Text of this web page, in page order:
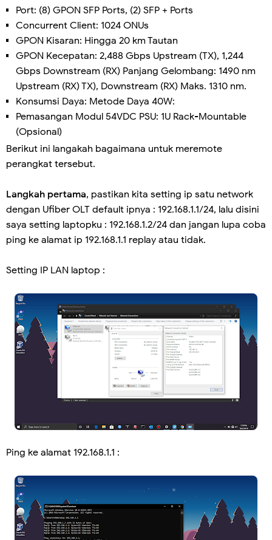
Port: (8) GPON SFP Ports, (2) SFP + Ports
Concurrent Client: 1024 ONUs
GPON Kisaran: Hingga 20 km Tautan
GPON Kecepatan: 2,488 Gbps Upstream (TX), 1,244
Gbps Downstream (RX) Panjang Gelombang: 1490 nm
Upstream (RX) TX), Downstream (RX) Maks. 1310 nm.
Konsumsi Daya: Metode Daya 40W:
Pemasangan Modul 54VDC PSU: 1U Rack-Mountable
(Opsional)
Berikut ini langakah bagaimana untuk meremote
perangkat tersebut.
Langkah pertama, pastikan kita setting ip satu network
dengan Ufiber OLT default ipnya : 192.168.1.1/24, lalu disini
saya setting laptopku : 192.168.1.2/24 dan jangan lupa coba
ping ke alamat ip 192.168.1.1 replay atau tidak.
Setting IP LAN laptop :
Ping ke alamat 192.168.1.1 :